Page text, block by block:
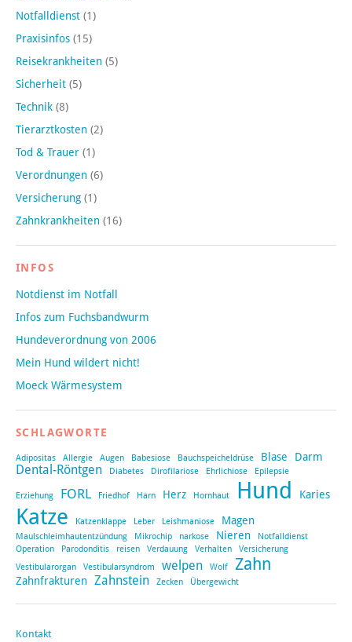
Notfalldienst (1)
Praxisinfos (15)
Reisekrankheiten (5)
Sicherheit (5)
Technik (8)
Tierarztkosten (2)
Tod & Trauer (1)
Verordnungen (6)
Versicherung (1)
Zahnkrankheiten (16)
INFOS
Notdienst im Notfall
Infos zum Fuchsbandwurm
Hundeverordnung von 2006
Mein Hund wildert nicht!
Moeck Wärmesystem
SCHLAGWORTE
Adipositas Allergie Augen Babesiose Bauchspeicheldrüse Blase Darm
Dental-Röntgen Diabetes Dirofilariose Ehrlichiose Epilepsie
Erziehung FORL Friedhof Harn Herz Hornhaut Hund Karies
Katze Katzenklappe Leber Leishmaniose Magen
Maulschleimhautentzündung Mikrochip narkose Nieren
Notfalldienst
Operation
Parodonditis reisen Verdauung Verhalten
Versicherung
Vestibularorgan
Vestibularsyndrom welpen Wolf Zahn
Zahnfrakturen Zahnstein Zecken Übergewicht
Kontakt